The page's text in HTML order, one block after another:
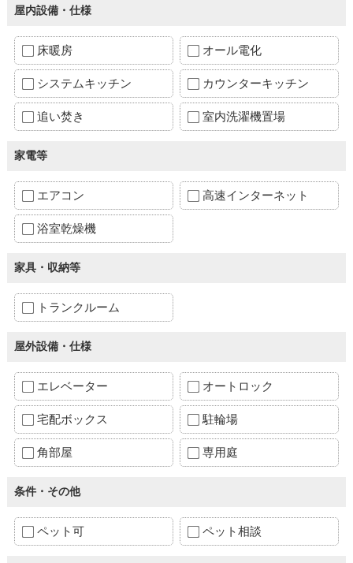
屋内設備・仕様
床暖房 オール電化
システムキッチン カウンターキッチン
追い焚き 室内洗濯機置場
家電等
エアコン 高速インターネット
浴室乾燥機
家具・収納等
トランクルーム
屋外設備・仕様
エレベーター オートロック
宅配ボックス 駐輪場
角部屋 専用庭
条件・その他
ペット可 ペット相談